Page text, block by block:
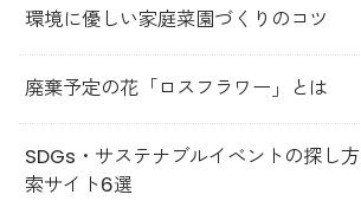
環境に優しい家庭菜園づくりのコツ
廃棄予定の花「ロスフラワー」とは
SDGs・サステナブルイベントの探し
索サイト6選